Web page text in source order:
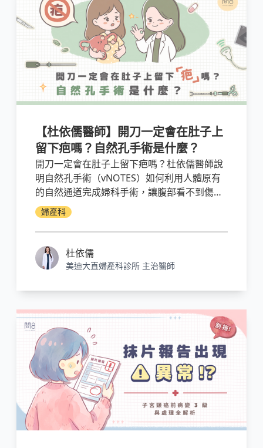
【杜依儒醫師】開刀一定會在肚子上
留下疤嗎？自然孔手術是什麼？
開刀一定會在肚子上留下疤嗎？杜依儒醫師說
明自然孔手術（vNOTES）如何利用人體原有
的自然通道完成婦科手術，讓腹部看不到傷
口。從手術優點、可以應用的婦科手術類型、
哪些人不適合，到與單孔腹腔鏡的比較，一次
解答門診最常被問到的問題。
婦產科
杜依儒
美迪大直婦產科診所 主治醫師